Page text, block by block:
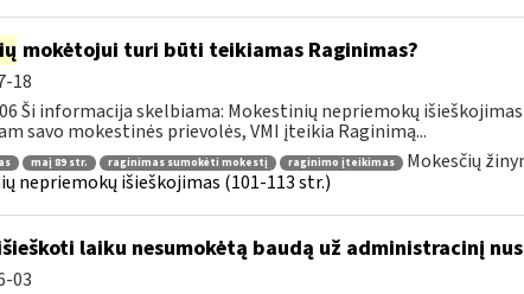
mokėtojui turi būti teikiamas Raginimas?
18
Ši informacija skelbiama: Mokestinių nepriemokų
savo mokestinės prievolės, VMI įteikia Raginimą...
maį 89 str. raginimas sumokėti mokestį raginimo įteikimas Mokesčių
nepriemokų išieškojimas (101-113 str.)
laiku nesumokėtą baudą už administracinį
03